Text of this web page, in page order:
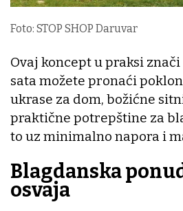
Foto: STOP SHOP Daruvar
Ovaj koncept u praksi znači
sata možete pronaći
ukrase za dom, božićne
praktične potrepštine za
to uz minimalno napora i
Blagdanska
osvaja